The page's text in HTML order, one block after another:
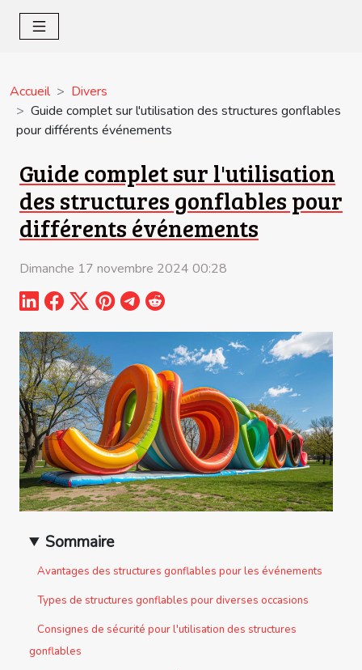
Accueil
Divers
Guide complet sur l'utilisation des structures gonflables
pour différents événements
Guide complet sur l'utilisation
des structures gonflables pour
différents événements
Dimanche 17 novembre 2024 00:28
Sommaire
Avantages des structures gonflables pour les événements
Types de structures gonflables pour diverses occasions
Consignes de sécurité pour l'utilisation des structures
gonflables